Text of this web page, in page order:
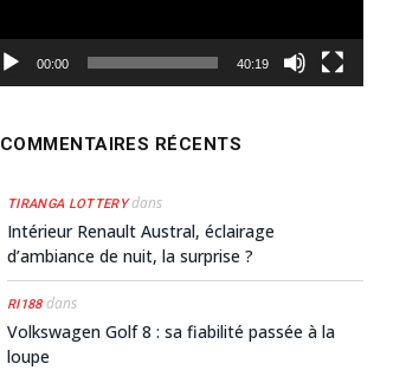
00:00 40:19
COMMENTAIRES RÉCENTS
TIRANGA LOTTERYdans
Intérieur Renault Austral, éclairage
d’ambiance de nuit, la surprise ?
RI188dans
Volkswagen Golf 8 : sa fiabilité passée à la
loupe